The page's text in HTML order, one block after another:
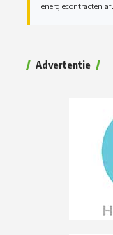
energiecontracten af.
Advertentie